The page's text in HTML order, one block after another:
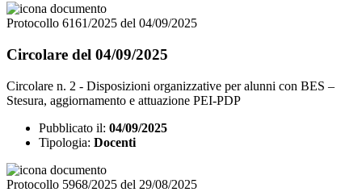
Protocollo 6161/2025 del 04/09/2025
Circolare del 04/09/2025
Circolare n. 2 - Disposizioni organizzative per alunni con BES –
Stesura, aggiornamento e attuazione PEI-PDP
Pubblicato il: 04/09/2025
Tipologia: Docenti
Protocollo 5968/2025 del 29/08/2025